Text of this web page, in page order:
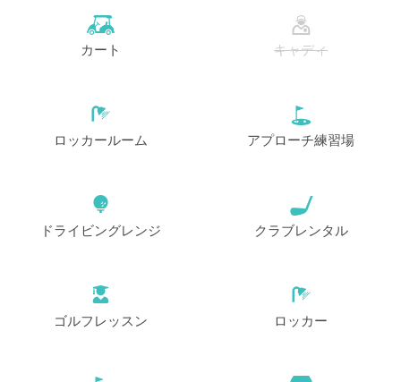
カート キャディ
ロッカールーム アプローチ練習場
ドライビングレンジ クラブレンタル
ゴルフレッスン ロッカー